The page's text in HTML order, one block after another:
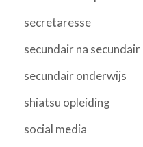
secretaresse
secundair na secundair
secundair onderwijs
shiatsu opleiding
social media